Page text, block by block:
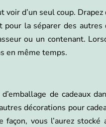
d’un seul coup.
la séparer des autres
ou un contenant.
en même temps.
de cadeaux
décorations pour
vous l’aurez